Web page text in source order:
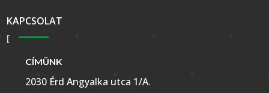
KAPCSOLAT
CÍMÜNK
2030 Érd Angyalka utca 1/A.